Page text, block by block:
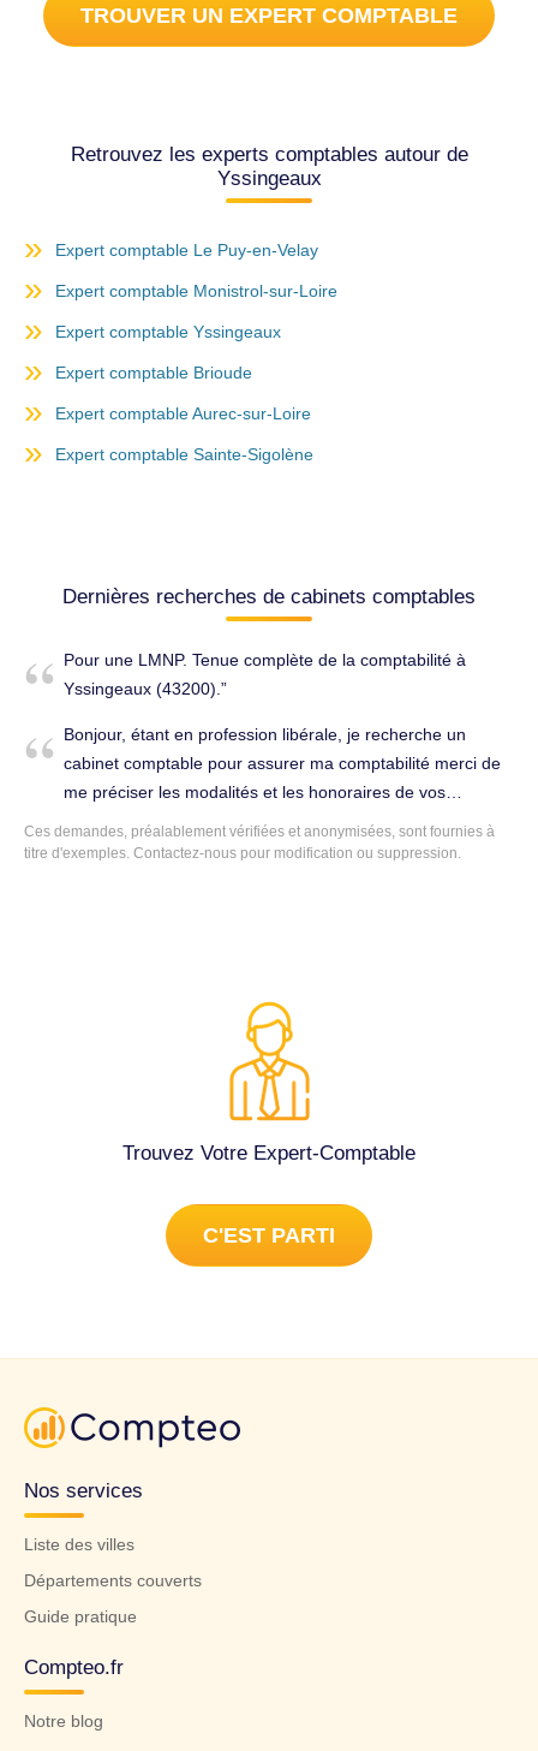
TROUVER UN EXPERT COMPTABLE
Retrouvez les experts comptables autour de
Yssingeaux
Expert comptable Le Puy-en-Velay
Expert comptable Monistrol-sur-Loire
Expert comptable Yssingeaux
Expert comptable Brioude
Expert comptable Aurec-sur-Loire
Expert comptable Sainte-Sigolène
Dernières recherches de cabinets comptables
Pour une LMNP. Tenue complète de la comptabilité à
Yssingeaux (43200).
Bonjour, étant en profession libérale, je recherche un
cabinet comptable pour assurer ma comptabilité merci de
me préciser les modalités et les honoraires de vos
interventions. bien sincèrement à vous. Tenue complète de
la comptabilité à Yssingeaux (43200).
Ces demandes, préalablement vérifiées et anonymisées, sont fournies à
titre d'exemples. Contactez-nous pour modification ou suppression.
Trouvez Votre Expert-Comptable
C'EST PARTI
Nos services
Liste des villes
Départements couverts
Guide pratique
Compteo.fr
Notre blog